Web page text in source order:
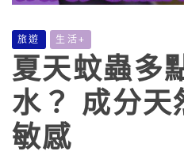
旅遊 生活+
夏天蚊蟲多
水？ 成分天
敏感